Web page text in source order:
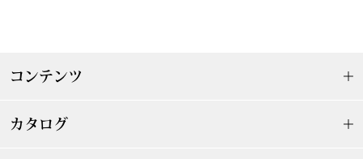
コンテンツ
カタログ